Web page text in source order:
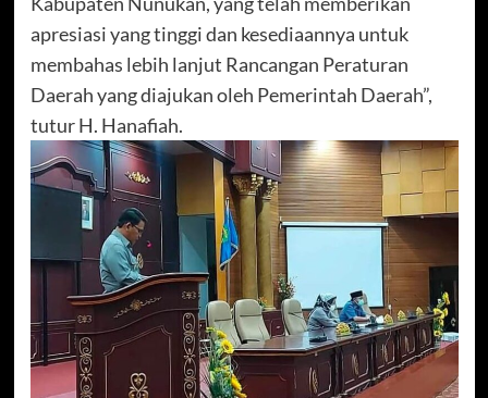
apresiasi yang tinggi dan kesediaannya untuk
membahas lebih lanjut Rancangan Peraturan
Daerah yang diajukan oleh Pemerintah Daerah”,
tutur H. Hanafiah.